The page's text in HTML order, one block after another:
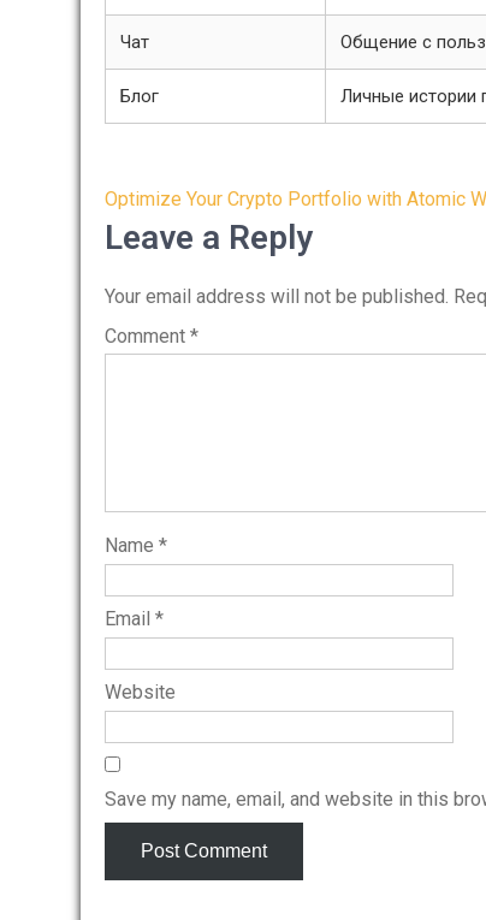
Чат Общение с
Блог Личные истории
Post
navigation
Optimize Your Crypto Portfolio with Atomic
Leave a Reply
Your email address will not be published.
Comment *
Name *
Email *
Website
Save my name, email, and website in this